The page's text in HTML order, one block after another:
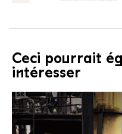
Ceci pourrait
intéresser